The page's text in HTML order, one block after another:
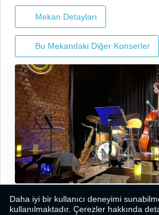
Mekan Detayları
Bu Mekandaki Diğer Konserler
Daha iyi bir kullanıcı deneyimi
kullanılmaktadır. Çerezler hakkında